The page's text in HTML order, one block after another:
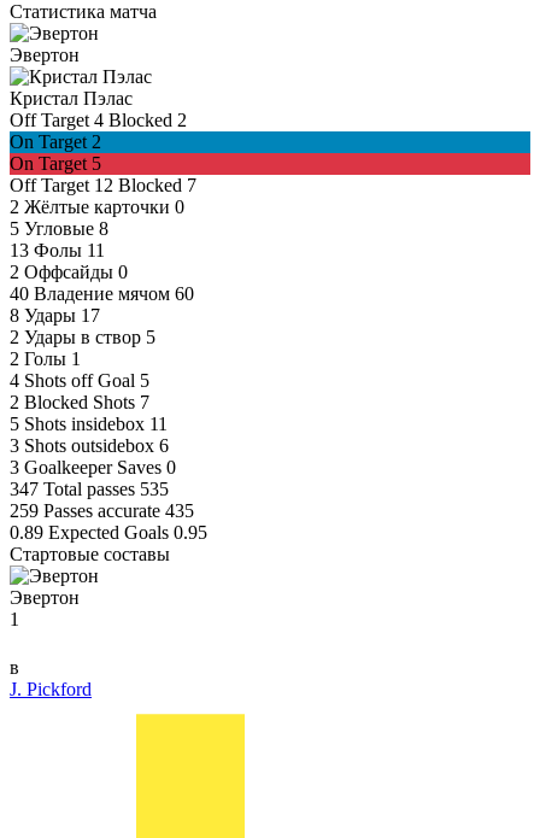
Статистика матча
Эвертон
Кристал Пэлас
Off Target 4 Blocked 2
On Target 2
On Target 5
Off Target 12 Blocked 7
2 Жёлтые карточки 0
5 Угловые 8
13 Фолы 11
2 Оффсайды 0
40 Владение мячом 60
8 Удары 17
2 Удары в створ 5
2 Голы 1
4 Shots off Goal 5
2 Blocked Shots 7
5 Shots insidebox 11
3 Shots outsidebox 6
3 Goalkeeper Saves 0
347 Total passes 535
259 Passes accurate 435
0.89 Expected Goals 0.95
Стартовые составы
Эвертон
1
в
J. Pickford